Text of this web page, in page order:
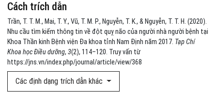
Cách trích dẫn
Trần, T. T. M., Mai, T. Y., Vũ, T. M. P., Nguyễn, T. K., & Nguyễn, T. T. H. (2020).
Nhu cầu tìm kiếm thông tin về đột quỵ não của người nhà người bệnh tại
Khoa Thần kinh Bệnh viện Đa khoa tỉnh Nam Định năm 2017. Tạp Chí
Khoa học Điều dưỡng, 3(2), 114–120. Truy vấn từ
https://jns.vn/index.php/journal/article/view/368
Các định dạng trích dẫn khác